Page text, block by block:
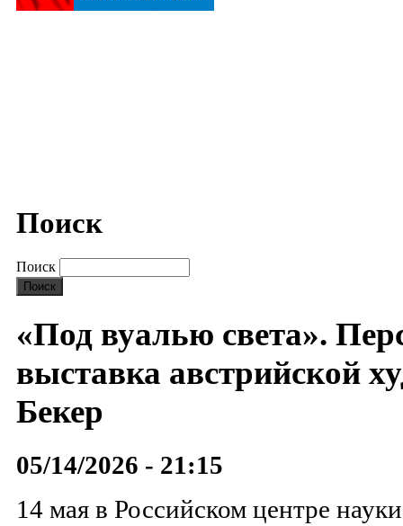
Поиск
Поиск
«Под вуалью света».
выставка австрийской
Бекер
05/14/2026 - 21:15
14 мая в Российском центре